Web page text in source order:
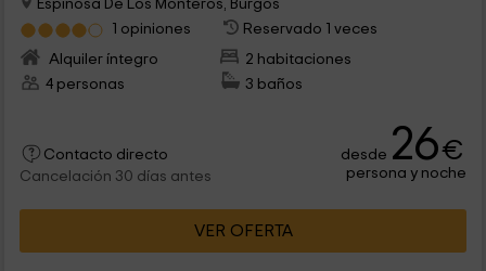
Espinosa De Los Monteros, Burgos
1 opiniones
Reservado 1 veces
Alquiler íntegro
2 habitaciones
4 personas
3 baños
Contacto directo
Cancelación 30 días antes
desde 26€
persona y noche
VER OFERTA